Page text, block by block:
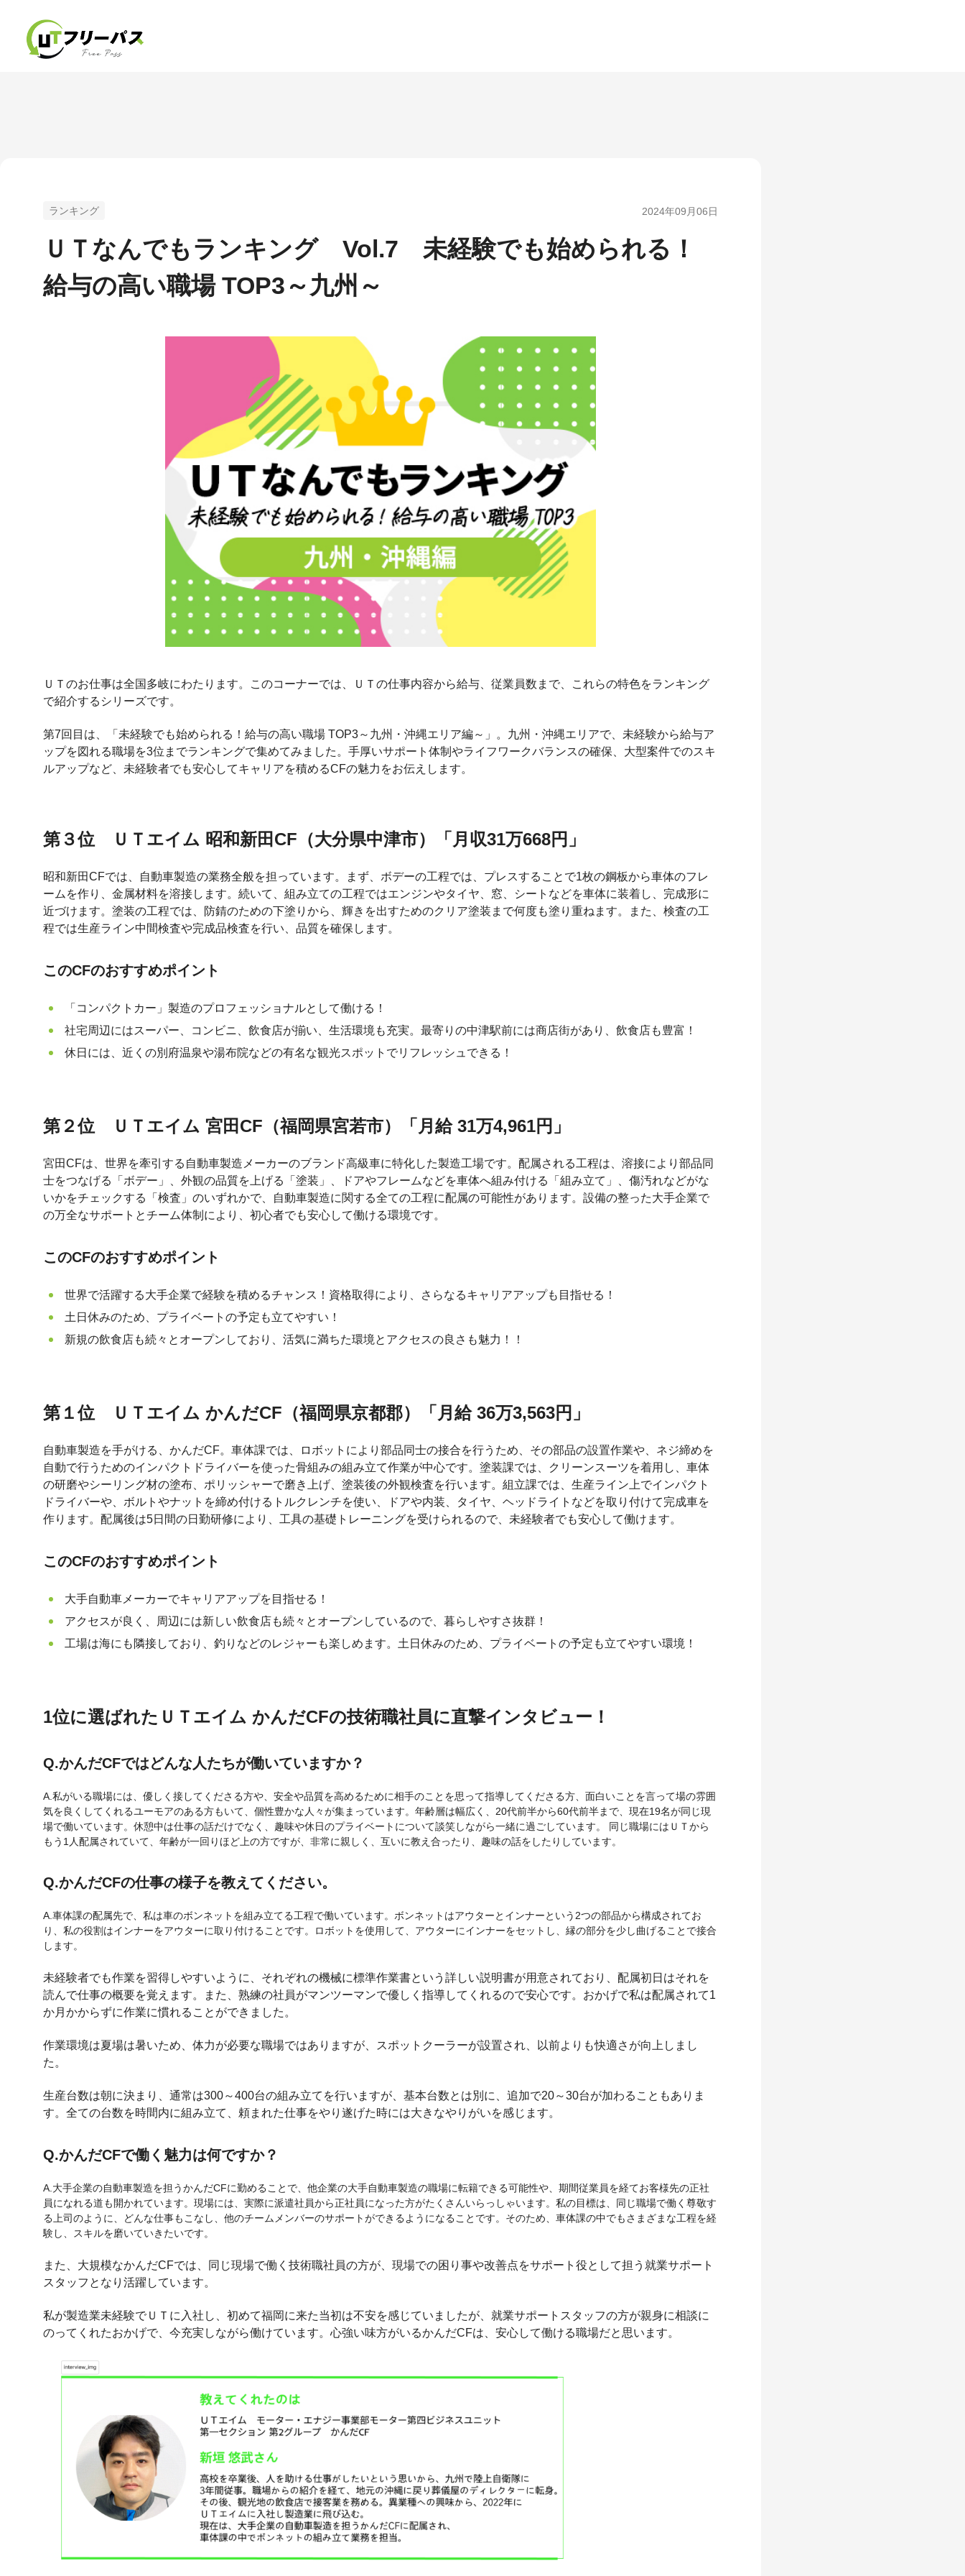
ランキング 2024年09月06日
ＵＴなんでもランキング Vol.7 未経験でも始められる！
給与の高い職場 TOP3～九州～
ＵＴのお仕事は全国多岐にわたります。このコーナーでは、ＵＴの仕事内容から給与、従業員数まで、これらの特色をランキング
で紹介するシリーズです。
第7回目は、「未経験でも始められる！給与の高い職場 TOP3～九州・沖縄エリア編～」。九州・沖縄エリアで、未経験から給与ア
ップを図れる職場を3位までランキングで集めてみました。手厚いサポート体制やライフワークバランスの確保、大型案件でのスキ
ルアップなど、未経験者でも安心してキャリアを積めるCFの魅力をお伝えします。
第３位 ＵＴエイム 昭和新田CF（大分県中津市）「月収31万668円」
昭和新田CFでは、自動車製造の業務全般を担っています。まず、ボデーの工程では、プレスすることで1枚の鋼板から車体のフレ
ームを作り、金属材料を溶接します。続いて、組み立ての工程ではエンジンやタイヤ、窓、シートなどを車体に装着し、完成形に
近づけます。塗装の工程では、防錆のための下塗りから、輝きを出すためのクリア塗装まで何度も塗り重ねます。また、検査の工
程では生産ライン中間検査や完成品検査を行い、品質を確保します。
このCFのおすすめポイント
「コンパクトカー」製造のプロフェッショナルとして働ける！
社宅周辺にはスーパー、コンビニ、飲食店が揃い、生活環境も充実。最寄りの中津駅前には商店街があり、飲食店も豊富！
休日には、近くの別府温泉や湯布院などの有名な観光スポットでリフレッシュできる！
第２位 ＵＴエイム 宮田CF（福岡県宮若市）「月給 31万4,961円」
宮田CFは、世界を牽引する自動車製造メーカーのブランド高級車に特化した製造工場です。配属される工程は、溶接により部品同
士をつなげる「ボデー」、外観の品質を上げる「塗装」、ドアやフレームなどを車体へ組み付ける「組み立て」、傷汚れなどがな
いかをチェックする「検査」のいずれかで、自動車製造に関する全ての工程に配属の可能性があります。設備の整った大手企業で
の万全なサポートとチーム体制により、初心者でも安心して働ける環境です。
このCFのおすすめポイント
世界で活躍する大手企業で経験を積めるチャンス！資格取得により、さらなるキャリアアップも目指せる！
土日休みのため、プライベートの予定も立てやすい！
新規の飲食店も続々とオープンしており、活気に満ちた環境とアクセスの良さも魅力！！
第１位 ＵＴエイム かんだCF（福岡県京都郡）「月給 36万3,563円」
自動車製造を手がける、かんだCF。車体課では、ロボットにより部品同士の接合を行うため、その部品の設置作業や、ネジ締めを
自動で行うためのインパクトドライバーを使った骨組みの組み立て作業が中心です。塗装課では、クリーンスーツを着用し、車体
の研磨やシーリング材の塗布、ポリッシャーで磨き上げ、塗装後の外観検査を行います。組立課では、生産ライン上でインパクト
ドライバーや、ボルトやナットを締め付けるトルクレンチを使い、ドアや内装、タイヤ、ヘッドライトなどを取り付けて完成車を
作ります。配属後は5日間の日勤研修により、工具の基礎トレーニングを受けられるので、未経験者でも安心して働けます。
このCFのおすすめポイント
大手自動車メーカーでキャリアアップを目指せる！
アクセスが良く、周辺には新しい飲食店も続々とオープンしているので、暮らしやすさ抜群！
工場は海にも隣接しており、釣りなどのレジャーも楽しめます。土日休みのため、プライベートの予定も立てやすい環境！
1位に選ばれたＵＴエイム かんだCFの技術職社員に直撃インタビュー！
Q.かんだCFではどんな人たちが働いていますか？
A.私がいる職場には、優しく接してくださる方や、安全や品質を高めるために相手のことを思って指導してくださる方、面白いことを言って場の雰囲
気を良くしてくれるユーモアのある方もいて、個性豊かな人々が集まっています。年齢層は幅広く、20代前半から60代前半まで、現在19名が同じ現
場で働いています。休憩中は仕事の話だけでなく、趣味や休日のプライベートについて談笑しながら一緒に過ごしています。 同じ職場にはＵＴから
もう1人配属されていて、年齢が一回りほど上の方ですが、非常に親しく、互いに教え合ったり、趣味の話をしたりしています。
Q.かんだCFの仕事の様子を教えてください。
A.車体課の配属先で、私は車のボンネットを組み立てる工程で働いています。ボンネットはアウターとインナーという2つの部品から構成されてお
り、私の役割はインナーをアウターに取り付けることです。ロボットを使用して、アウターにインナーをセットし、縁の部分を少し曲げることで接合
します。
未経験者でも作業を習得しやすいように、それぞれの機械に標準作業書という詳しい説明書が用意されており、配属初日はそれを
読んで仕事の概要を覚えます。また、熟練の社員がマンツーマンで優しく指導してくれるので安心です。おかげで私は配属されて1
か月かからずに作業に慣れることができました。
作業環境は夏場は暑いため、体力が必要な職場ではありますが、スポットクーラーが設置され、以前よりも快適さが向上しまし
た。
生産台数は朝に決まり、通常は300～400台の組み立てを行いますが、基本台数とは別に、追加で20～30台が加わることもありま
す。全ての台数を時間内に組み立て、頼まれた仕事をやり遂げた時には大きなやりがいを感じます。
Q.かんだCFで働く魅力は何ですか？
A.大手企業の自動車製造を担うかんだCFに勤めることで、他企業の大手自動車製造の職場に転籍できる可能性や、期間従業員を経てお客様先の正社
員になれる道も開かれています。現場には、実際に派遣社員から正社員になった方がたくさんいらっしゃいます。私の目標は、同じ職場で働く尊敬す
る上司のように、どんな仕事もこなし、他のチームメンバーのサポートができるようになることです。そのため、車体課の中でもさまざまな工程を経
験し、スキルを磨いていきたいです。
また、大規模なかんだCFでは、同じ現場で働く技術職社員の方が、現場での困り事や改善点をサポート役として担う就業サポート
スタッフとなり活躍しています。
私が製造業未経験でＵＴに入社し、初めて福岡に来た当初は不安を感じていましたが、就業サポートスタッフの方が親身に相談に
のってくれたおかげで、今充実しながら働けています。心強い味方がいるかんだCFは、安心して働ける職場だと思います。